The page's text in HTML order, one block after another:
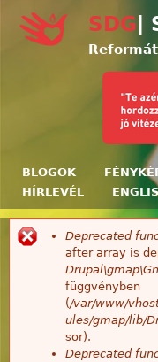
SDG
BLOGOK
HÍRLEVÉL
Hibaüzenet
Deprecated
after array is
függvényben
(/var/www/
ules/gmap/lib/
sor).
Deprecated